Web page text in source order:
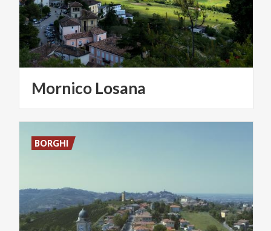
Mornico Losana
BORGHI